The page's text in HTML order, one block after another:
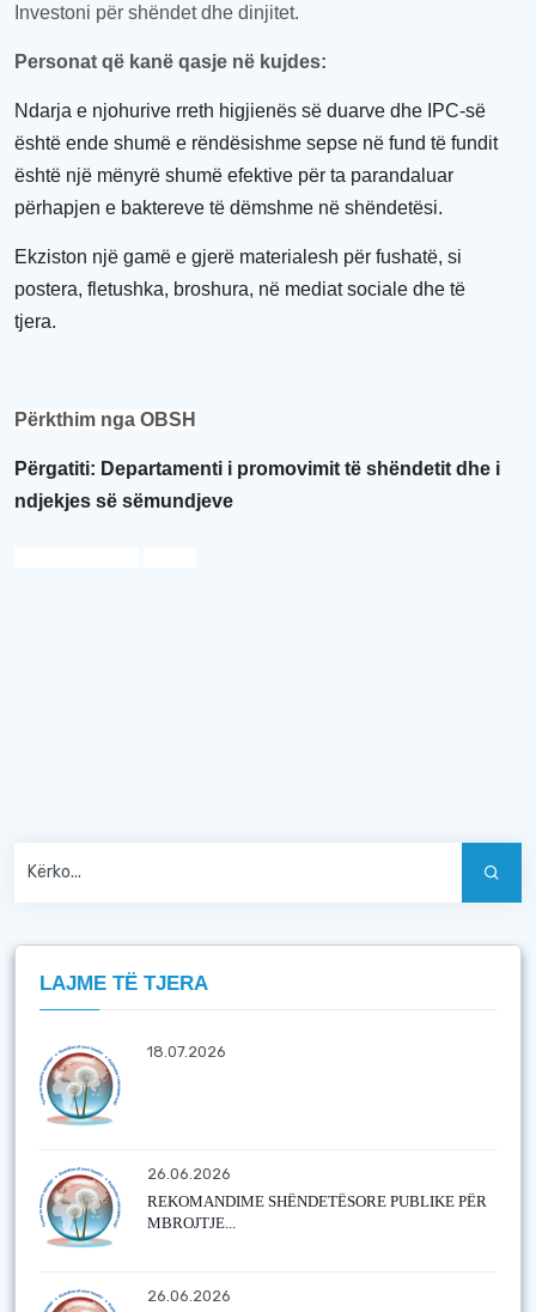
Investoni për shëndet dhe dinjitet.
Personat që kanë qasje në kujdes:
Ndarja e njohurive rreth higjienës së duarve dhe IPC-së
është ende shumë e rëndësishme sepse në fund të fundit
është një mënyrë shumë efektive për ta parandaluar
përhapjen e baktereve të dëmshme në shëndetësi.
Ekziston një gamë e gjerë materialesh për fushatë, si
postera, fletushka, broshura, në mediatsociale dhe të
tjera.
Përkthim nga OBSH
Përgatiti: Departamenti i promovimit të shëndetit dhe i
ndjekjes së sëmundjeve
LAJME TË TJERA
18.07.2026
26.06.2026
REKOMANDIME SHËNDETËSORE PUBLIKE PËR
MBROJTJE...
26.06.2026